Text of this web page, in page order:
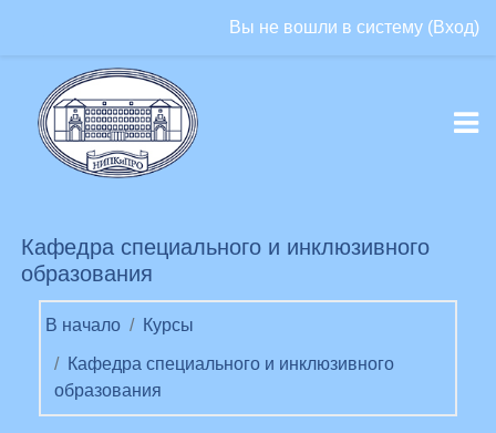
Вы не вошли в систему (Вход)
Кафедра специального и инклюзивного
образования
В начало Курсы
Кафедра специального и инклюзивного
образования